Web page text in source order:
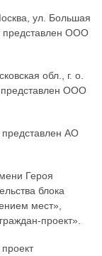
ул. Большая
представлен ООО
обл., г. о.
представлен ООО
АО
Героя
блока
мест»,
проект».